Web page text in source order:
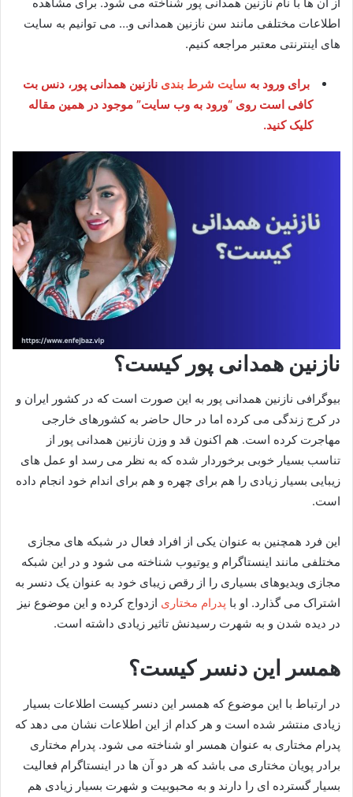
اطلاعات مختلفی مانند سن نازنین همدانی و… می توانیم به سایت
های اینترنتی معتبر مراجعه کنیم.
برای ورود به سایت شرط بندی نازنین همدانی پور، دنس بت
کافی است روی “ورود به وب سایت” موجود در همین مقاله
کلیک کنید.
نازنین همدانی پور کیست؟
بیوگرافی نازنین همدانی پور به این صورت است که در کشور ایران و
در کرج زندگی می‌ کرده اما در حال حاضر به کشورهای خارجی
مهاجرت کرده است. هم اکنون قد و وزن نازنین همدانی پور از
تناسب بسیار خوبی برخوردار شده که به نظر می رسد او عمل های
زیبایی بسیار زیادی را هم برای چهره و هم برای اندام خود انجام داده
است.
این فرد همچنین به عنوان یکی از افراد فعال در شبکه های مجازی
مختلفی مانند اینستاگرام و یوتیوب شناخته می شود و در این شبکه
مجازی ویدیوهای بسیاری را از رقص زیبای خود به عنوان یک دنسر به
اشتراک می گذارد. او با پدرام مختاری ازدواج کرده و این موضوع نیز
در دیده شدن و به شهرت رسیدنش تاثیر زیادی داشته است.
همسر این دنسر کیست؟
در ارتباط با این موضوع که همسر این دنسر کیست اطلاعات بسیار
زیادی منتشر شده است و هر کدام از این اطلاعات نشان می‌ دهد که
پدرام مختاری به عنوان همسر او شناخته می شود. پدرام مختاری
برادر پویان مختاری می‌ باشد که هر دو آن ها در اینستاگرام فعالیت
بسیار گسترده‌ ای را دارند و به محبوبیت و شهرت بسیار زیادی هم